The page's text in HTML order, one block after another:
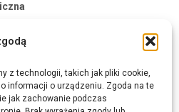
z technologii, takich jak pliki cookie,
informacji o urządzeniu. Zgoda na te
jak zachowanie podczas
sklepu